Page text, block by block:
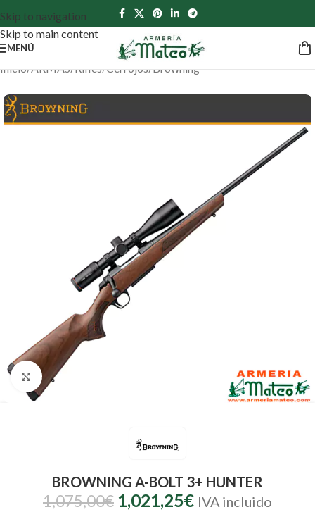
Skip to navigation
Skip to main content
MENÚ
Inicio/ARMAS/ Rifles/ Cerrojos/ Browning
Clic para ampliar
BROWNING A-BOLT 3+ HUNTER
1,075,00€ 1,021,25€ IVA incluido